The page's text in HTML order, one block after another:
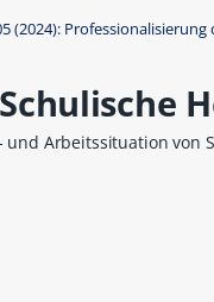
(2024):
und Arbeitssituation von